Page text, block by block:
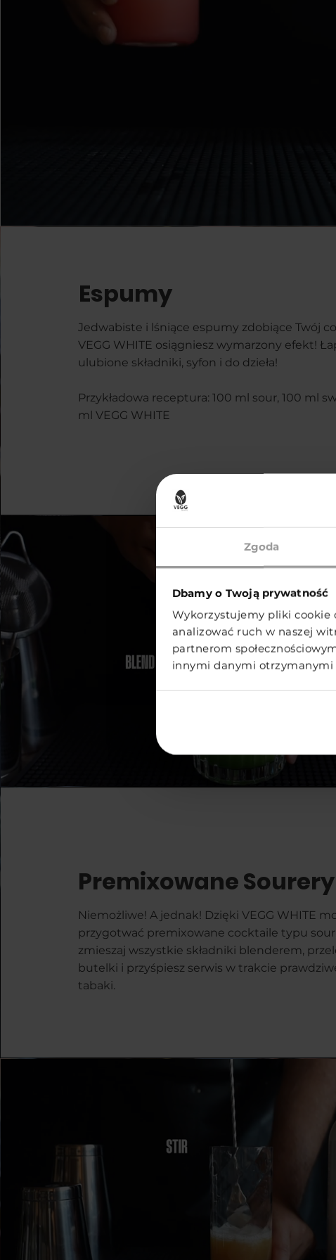
Zgoda
Dbamy o Twoją prywatność
Wykorzystujemy pliki cookie
analizować ruch w naszej
partnerom
innymi danymi otrzymanymi
Espumy
Jedwabiste i lśniące espumy zdobiące Twój
VEGG WHITE osiągniesz wymarzony efekt!
ulubione składniki, syfon i do dzieła!
Przykładowa receptura: 100 ml sour, 100 ml
ml VEGG WHITE
Premixowane Sourery
Niemożliwe! A jednak! Dzięki VEGG WHITE
przygotwać premixowane cocktaile typu
zmieszaj wszystkie składniki blenderem,
butelki i przyśpiesz serwis w trakcie
tabaki.